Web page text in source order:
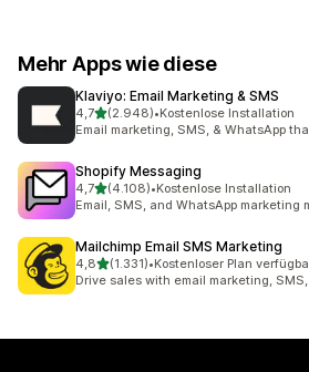
Mehr Apps wie diese
Klaviyo: Email Marketing & SMS
4,7von 5 Sternen
(2.948)
2948 Rezensionen insgesamt
•Kostenlose Installation
Email marketing, SMS, & WhatsApp
Shopify Messaging
4,7von 5 Sternen
(4.108)
4108 Rezensionen insgesamt
•Kostenlose Installation
Email, SMS, and WhatsApp marketing
Mailchimp Email SMS Marketing
4,8von 5 Sternen
(1.331)
1331 Rezensionen insgesamt
•Kostenloser Plan
Drive sales with email marketing,